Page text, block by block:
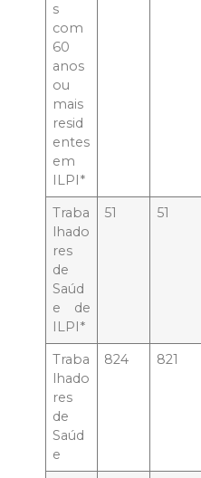
s
com
60
anos
ou
mais
resid
entes
em
ILPI*
Traba
lhado
res
de
Saúd
e de
ILPI*
51 51
Traba
lhado
res
de
Saúd
e
824 821